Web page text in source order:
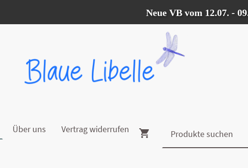
Neue VB vom 12.07. -
Über uns Vertrag widerrufen